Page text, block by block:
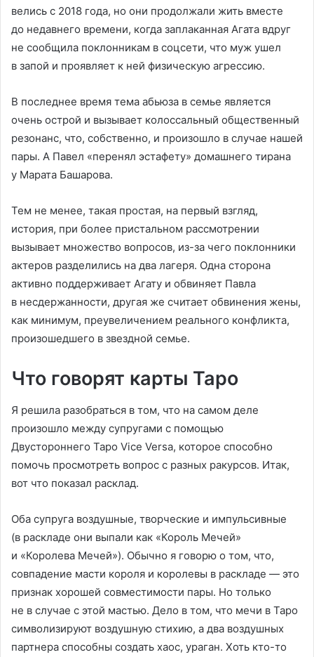
велись с 2018 года, но они продолжали жить вместе
до недавнего времени, когда заплаканная Агата вдруг
не сообщила поклонникам в соцсети, что муж ушел
в запой и проявляет к ней физическую агрессию.
В последнее время тема абьюза в семье является
очень острой и вызывает колоссальный общественный
резонанс, что, собственно, и произошло в случае нашей
пары. А Павел «перенял эстафету» домашнего тирана
у Марата Башарова.
Тем не менее, такая простая, на первый взгляд,
история, при более пристальном рассмотрении
вызывает множество вопросов, из-за чего поклонники
актеров разделились на два лагеря. Одна сторона
активно поддерживает Агату и обвиняет Павла
в несдержанности, другая же считает обвинения жены,
как минимум, преувеличением реального конфликта,
произошедшего в звездной семье.
Что говорят карты Таро
Я решила разобраться в том, что на самом деле
произошло между супругами с помощью
Двустороннего Таро Vice Versa, которое способно
помочь просмотреть вопрос с разных ракурсов. Итак,
вот что показал расклад.
Оба супруга воздушные, творческие и импульсивные
(в раскладе они выпали как «Король Мечей»
и «Королева Мечей»). Обычно я говорю о том, что,
совпадение масти короля и королевы в раскладе — это
признак хорошей совместимости пары. Но только
не в случае с этой мастью. Дело в том, что мечи в Таро
символизируют воздушную стихию, а два воздушных
партнера способны создать хаос, ураган. Хоть кто-то